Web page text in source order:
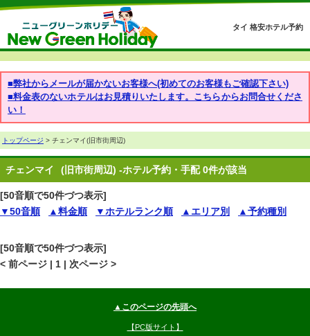
タイ 格安ホテル予約
■弊社からメールが届かないお客様へ(初めてのお客様もご確認下さい)
■料金表のないホテルはお見積りいたします。こちらからお問合せくださ
い！
トップページ > チェンマイ(旧市街周辺)
チェンマイ (旧市街周辺) -ホテル予約・手配 0件が該当
[50音順で50件づつ表示]
▼50音順
▲料金順 ▼ホテルランク順 ▲エリア別 ▲予約種別
[50音順で50件づつ表示]
< 前ページ | 1 | 次ページ >
▲このページの先頭へ
【PC版サイト】